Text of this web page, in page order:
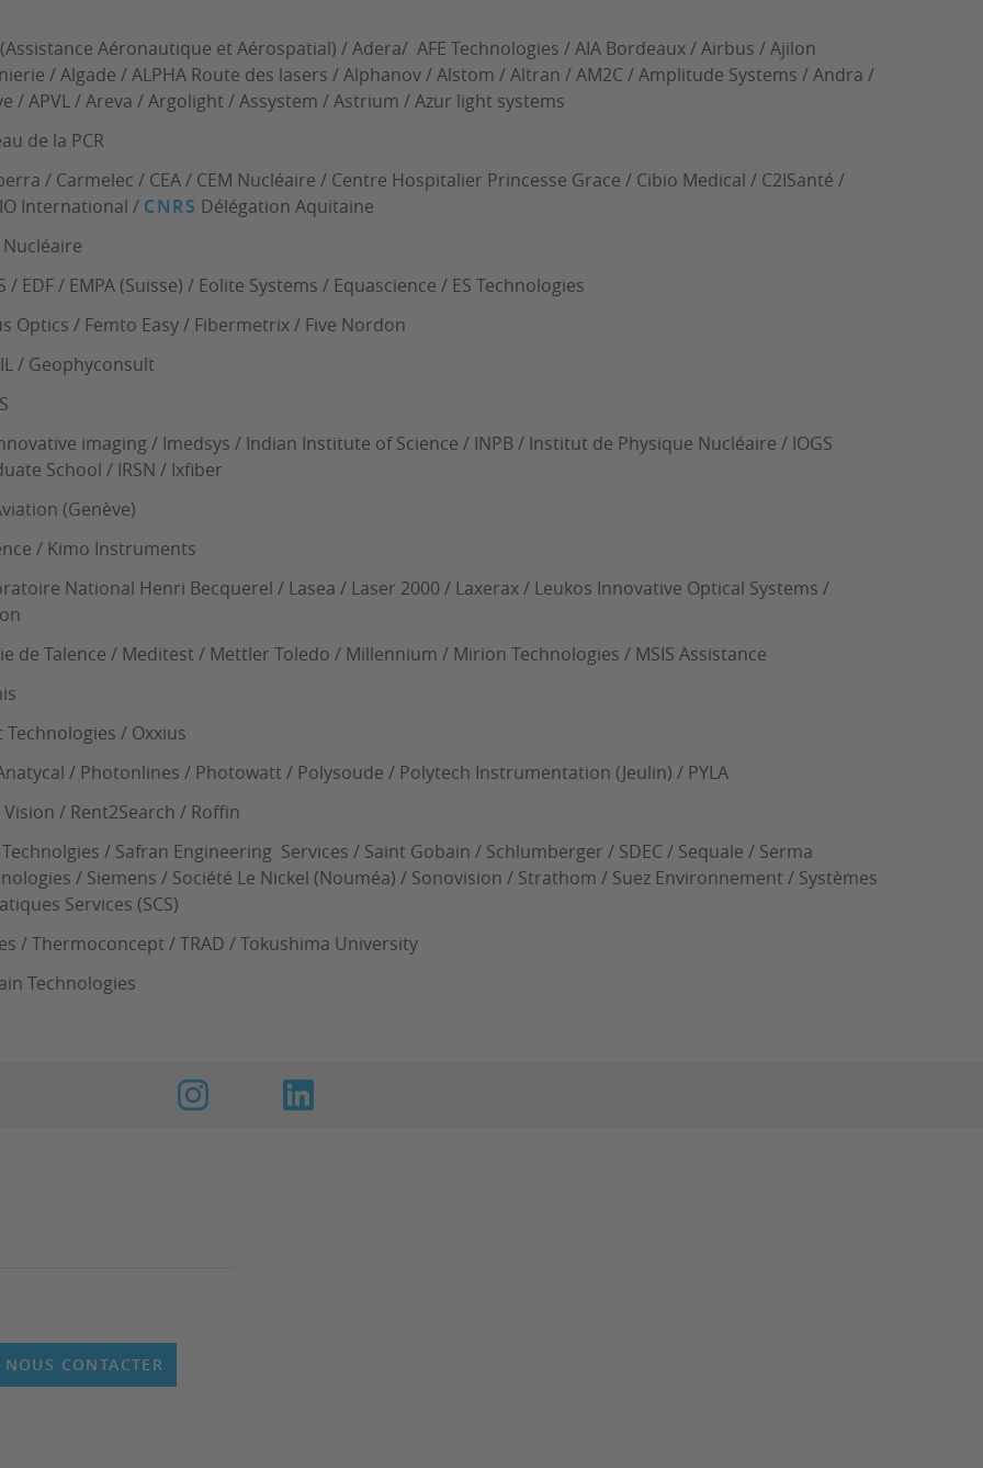
Aéronautique et Aérospatial) / Adera/ AFE Technologies / AIA Bordeaux / Airbus / Ajilon
/ Algade / ALPHA Route des lasers / Alphanov / Alstom / Altran / AM2C / Amplitude Systems / Andra /
/ APVL / Areva / Argolight / Assystem / Astrium / Azur light systems
de la PCR
/ Carmelec / CEA / CEM Nucléaire / Centre Hospitalier Princesse Grace / Cibio Medical / C2ISanté /
International / CNRS Délégation Aquitaine
Nucléaire
/ EDF / EMPA (Suisse) / Eolite Systems / Equascience / ES Technologies
Optics / Femto Easy / Fibermetrix / Five Nordon
/ Geophyconsult
imaging / Imedsys / Indian Institute of Science / INPB / Institut de Physique Nucléaire / IOGS
School / IRSN / Ixfiber
(Genève)
/ Kimo Instruments
National Henri Becquerel / Lasea / Laser 2000 / Laxerax / Leukos Innovative Optical Systems /
de Talence / Meditest / Mettler Toledo / Millennium / Mirion Technologies / MSIS Assistance
Technologies / Oxxius
/ Photonlines / Photowatt / Polysoude / Polytech Instrumentation (Jeulin) / PYLA
Vision / Rent2Search / Roffin
Technolgies / Safran Engineering Services / Saint Gobain / Schlumberger / SDEC / Sequale / Serma
/ Siemens / Société Le Nickel (Nouméa) / Sonovision / Strathom / Suez Environnement / Systèmes
Services (SCS)
/ Thermoconcept / TRAD / Tokushima University
Technologies
NOUS CONTACTER